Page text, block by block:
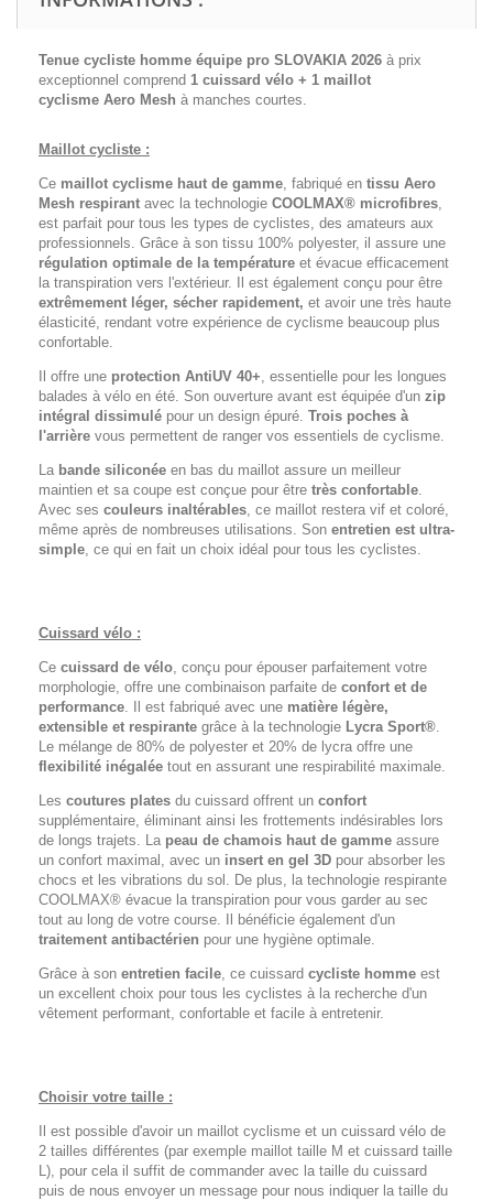
Tenue cycliste homme équipe pro SLOVAKIA 2026 à prix
exceptionnel comprend 1 cuissard vélo + 1 maillot
cyclisme Aero Mesh à manches courtes.
Maillot cycliste :
Ce maillot cyclisme haut de gamme, fabriqué en tissu Aero
Mesh respirant avec la technologie COOLMAX® microfibres,
est parfait pour tous les types de cyclistes, des amateurs aux
professionnels. Grâce à son tissu 100% polyester, il assure une
régulation optimale de la température et évacue efficacement
la transpiration vers l'extérieur. Il est également conçu pour être
extrêmement léger, sécher rapidement, et avoir une très haute
élasticité, rendant votre expérience de cyclisme beaucoup plus
confortable.
Il offre une protection AntiUV 40+, essentielle pour les longues
balades à vélo en été. Son ouverture avant est équipée d'un zip
intégral dissimulé pour un design épuré. Trois poches à
l'arrière vous permettent de ranger vos essentiels de cyclisme.
La bande siliconée en bas du maillot assure un meilleur
maintien et sa coupe est conçue pour être très confortable.
Avec ses couleurs inaltérables, ce maillot restera vif et coloré,
même après de nombreuses utilisations. Son entretien est ultra-
simple, ce qui en fait un choix idéal pour tous les cyclistes.
Cuissard vélo :
Ce cuissard de vélo, conçu pour épouser parfaitement votre
morphologie, offre une combinaison parfaite de confort et de
performance. Il est fabriqué avec une matière légère,
extensible et respirante grâce à la technologie Lycra Sport®.
Le mélange de 80% de polyester et 20% de lycra offre une
flexibilité inégalée tout en assurant une respirabilité maximale.
Les coutures plates du cuissard offrent un confort
supplémentaire, éliminant ainsi les frottements indésirables lors
de longs trajets. La peau de chamois haut de gamme assure
un confort maximal, avec un insert en gel 3D pour absorber les
chocs et les vibrations du sol. De plus, la technologie respirante
COOLMAX® évacue la transpiration pour vous garder au sec
tout au long de votre course. Il bénéficie également d'un
traitement antibactérien pour une hygiène optimale.
Grâce à son entretien facile, ce cuissard cycliste homme est
un excellent choix pour tous les cyclistes à la recherche d'un
vêtement performant, confortable et facile à entretenir.
Choisir votre taille :
Il est possible d'avoir un maillot cyclisme et un cuissard vélo de
2 tailles différentes (par exemple maillot taille M et cuissard taille
L), pour cela il suffit de commander avec la taille du cuissard
puis de nous envoyer un message pour nous indiquer la taille du